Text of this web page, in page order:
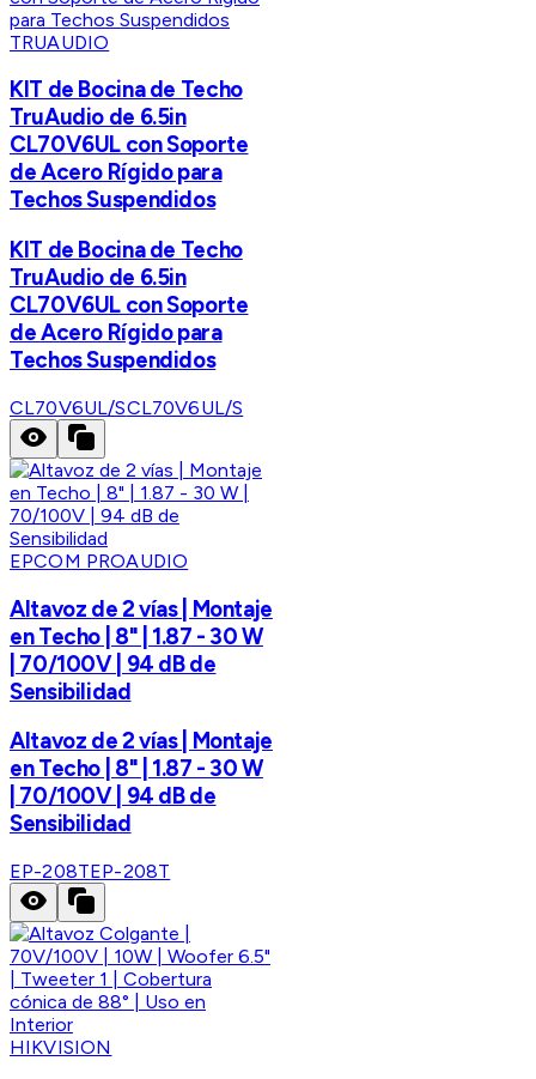
TRUAUDIO
KIT de Bocina de Techo
TruAudio de 6.5in
CL70V6UL con Soporte
de Acero Rígido para
Techos Suspendidos
KIT de Bocina de Techo
TruAudio de 6.5in
CL70V6UL con Soporte
de Acero Rígido para
Techos Suspendidos
CL70V6UL/SCL70V6UL/S
EPCOM PROAUDIO
Altavoz de 2 vías | Montaje
en Techo | 8" | 1.87 - 30 W
| 70/100V | 94 dB de
Sensibilidad
Altavoz de 2 vías | Montaje
en Techo | 8" | 1.87 - 30 W
| 70/100V | 94 dB de
Sensibilidad
EP-208TEP-208T
HIKVISION